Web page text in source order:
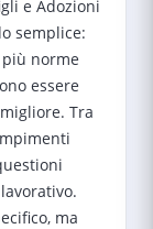
e Adozioni
semplice:
norme
essere
Tra
ma